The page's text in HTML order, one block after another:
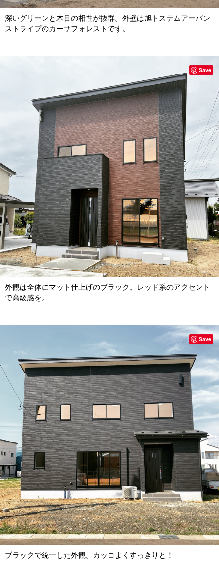
深いグリーンと木目の相性が抜群。外壁は旭トステムアーバン
ストライプのカーサフォレストです。
外観は全体にマット仕上げのブラック。レッド系のアクセント
で高級感を。
Save
ブラックで統一した外観。カッコよくすっきりと！
Save